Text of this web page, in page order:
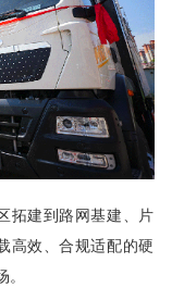
建到路网基建、片
高效、合规适配的硬